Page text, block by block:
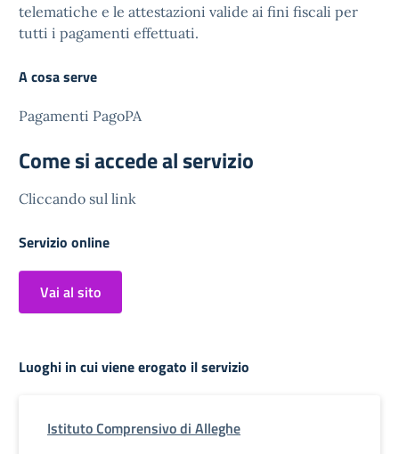
telematiche e le attestazioni valide ai fini fiscali per
tutti i pagamenti effettuati.
A cosa serve
Pagamenti PagoPA
Come si accede al servizio
Cliccando sul link
Servizio online
Vai al sito
Luoghi in cui viene erogato il servizio
Istituto Comprensivo di Alleghe